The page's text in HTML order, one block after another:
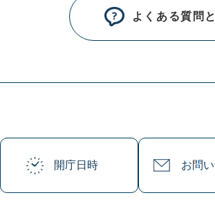
よくある質問
開庁日時 お問